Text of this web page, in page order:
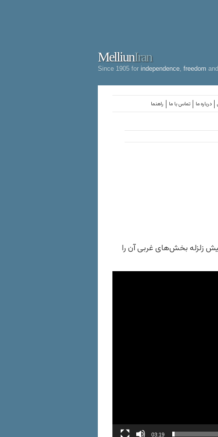
MelliunIran
Since 1905 for independence freedom
راهنما تماس با ما درباره ما
زلزله بخش‌های غربی آن را
03:19